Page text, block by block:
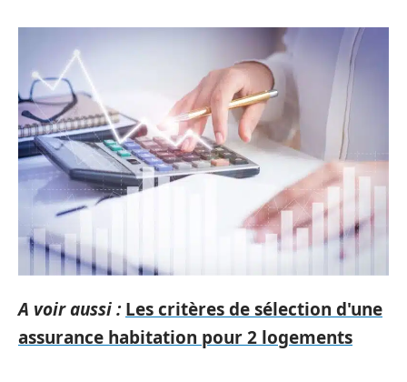
A voir aussi : Les critères de sélection d'une
assurance habitation pour 2 logements